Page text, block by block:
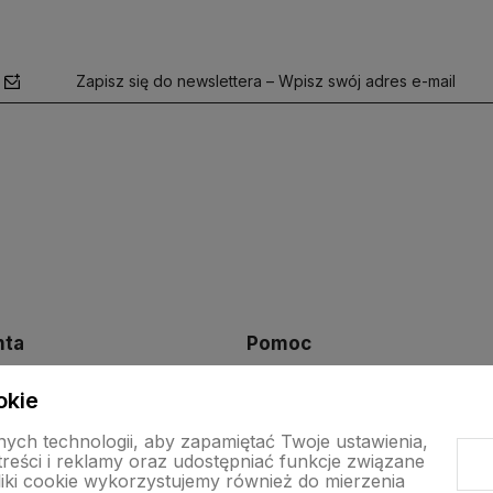
Zapisz się do newslettera – Wpisz swój adres e-mail
Pomoc
Polityka prywatności
Ustawienia plików cookies
technologii, aby zapamiętać Twoje ustawienia,
i reklamy oraz udostępniać funkcje związane
cookie wykorzystujemy również do mierzenia